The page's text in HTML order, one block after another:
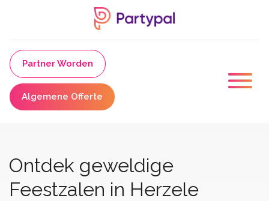
Partner Worden
Algemene Offerte
Ontdek geweldige
Feestzalen in Herzele